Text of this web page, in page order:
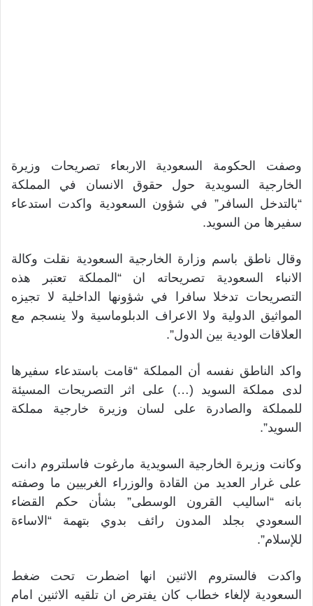
وصفت الحكومة السعودية الاربعاء تصريحات وزيرة
الخارجية السويدية حول حقوق الانسان في المملكة
“بالتدخل السافر” في شؤون السعودية واكدت استدعاء
سفيرها من السويد.
وقال ناطق باسم وزارة الخارجية السعودية نقلت وكالة
الانباء السعودية تصريحاته ان “المملكة تعتبر هذه
التصريحات تدخلا سافرا في شؤونها الداخلية لا تجيزه
المواثيق الدولية ولا الاعراف الدبلوماسية ولا ينسجم مع
العلاقات الودية بين الدول”.
واكد الناطق نفسه أن المملكة “قامت باستدعاء سفيرها
لدى مملكة السويد (…) على اثر التصريحات المسيئة
للمملكة والصادرة على لسان وزيرة خارجية مملكة
السويد”.
وكانت وزيرة الخارجية السويدية مارغوت فاسلتروم دانت
على غرار العديد من القادة والوزراء الغربيين ما وصفته
بانه “اساليب القرون الوسطى” بشأن حكم القضاء
السعودي بجلد المدون رائف بدوي بتهمة “الاساءة
للإسلام”.
واكدت فالستروم الاثنين انها اضطرت تحت ضغط
السعودية لإلغاء خطاب كان يفترض ان تلقيه الاثنين امام